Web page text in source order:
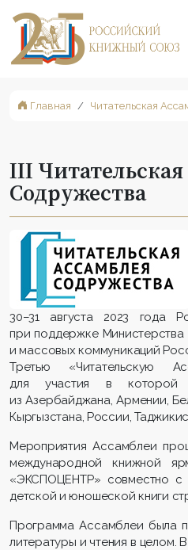
Главная Читательская
III
Содружества
30–31 августа 2023 года
при поддержке Министерства
и массовых коммуникаций
Третью «Читательскую
для участия в которой
из Азербайджана, Армении,
Кыргызстана, России,
Мероприятия Ассамблеи
международной книжной
«ЭКСПОЦЕНТР» совместно
детской и юношеской книги
Программа Ассамблеи была
литературы и чтения в целом.